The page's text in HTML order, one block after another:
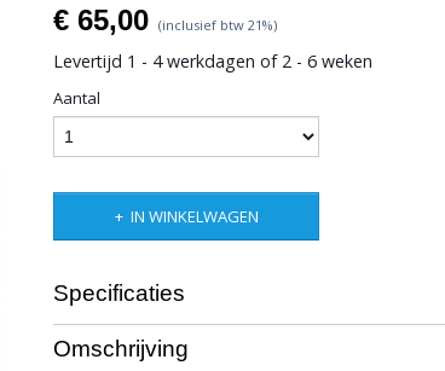
€ 65,00 (inclusief btw 21%)
Levertijd 1 - 4 werkdagen of 2 - 6 weken
Aantal
IN WINKELWAGEN
Specificaties
Productcode leverancier
Bruto gewicht
Omschrijving